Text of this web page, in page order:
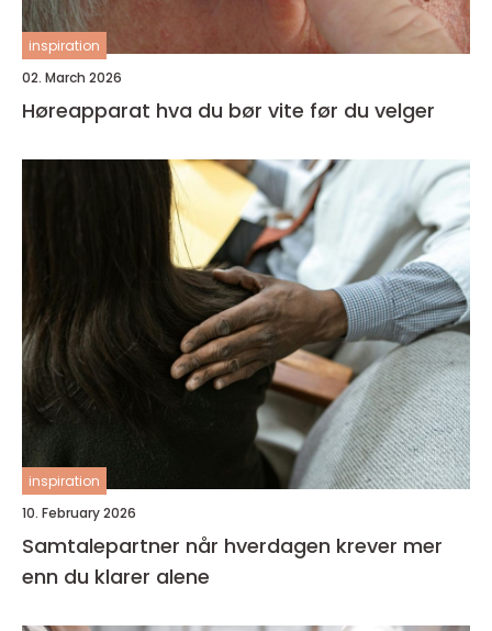
inspiration
02. March 2026
Høreapparat hva du bør vite før du velger
inspiration
10. February 2026
Samtalepartner når hverdagen krever mer
enn du klarer alene